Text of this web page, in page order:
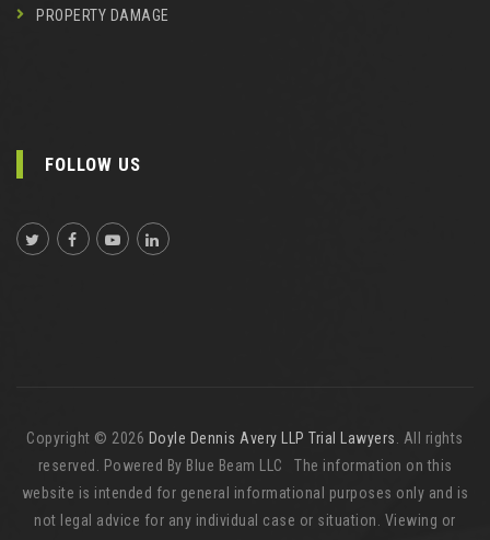
PROPERTY DAMAGE
FOLLOW US
Copyright © 2026 Doyle Dennis Avery LLP Trial Lawyers
. All rights
reserved. Powered By Blue Beam LLC The information on this
website is intended for general informational purposes only and is
not legal advice for any individual case or situation. Viewing or